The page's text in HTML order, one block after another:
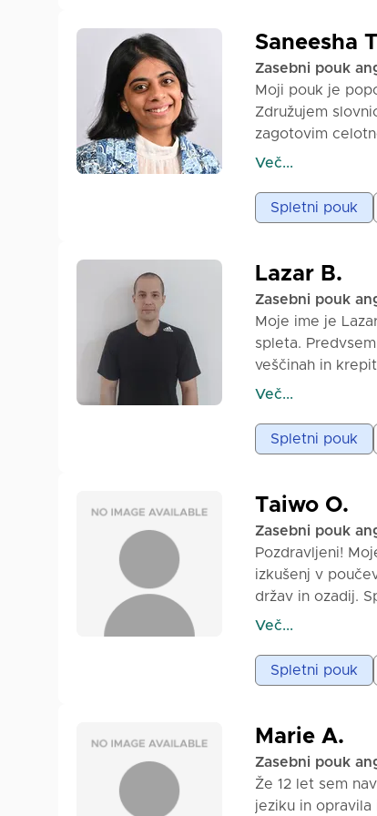
🔹 Lahko tudi
na voljo na
Saneesha
Zasebni pouk
Moji pouk je
Združujem
zagotovim
ocena znanja in
pošte ali
informacije in
ustvarjam varno,
uporabljivimi
Več...
Spletni pouk
Lazar B.
Zasebni pouk
Moje ime je
spleta.
veščinah in
izzive, s katerimi
pogostih napak,
vsakega učenca.
Več...
Spletni pouk
Taiwo O.
Zasebni pouk
Pozdravljeni!
izkušenj v
držav in ozadij.
pri govorjenju,
zataknjeno ali so
samozavestne
vajo,
dobrodošle kot
boste:
Več...
Spletni pouk
Marie A.
Zasebni pouk
Že 12 let sem
jeziku in opravila